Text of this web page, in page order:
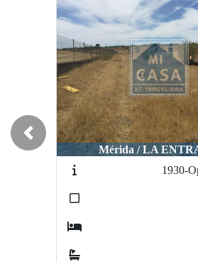
Mérida / LA
1930-
Don Álvaro /
3226-
Previous